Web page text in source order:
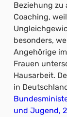
Beziehung zu
Coaching,
besonders,
Angehörige
Frauen
Hausarbeit.
in
und Jugend,